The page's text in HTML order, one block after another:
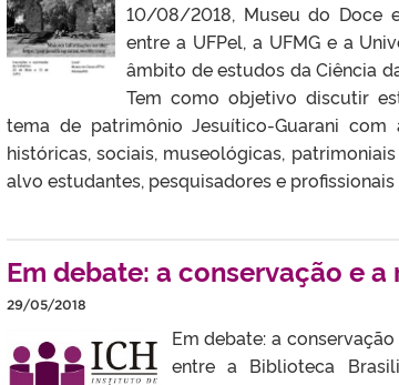
10/08/2018, Museu do Doce
entre a UFPel, a UFMG e a
âmbito de estudos da Ciência
Tem como objetivo discutir
tema de patrimônio Jesuítico-Guarani
históricas, sociais, museológicas,
alvo estudantes, pesquisadores e
Em debate: a conservação e
29/05/2018
Em debate: a
entre a Biblioteca